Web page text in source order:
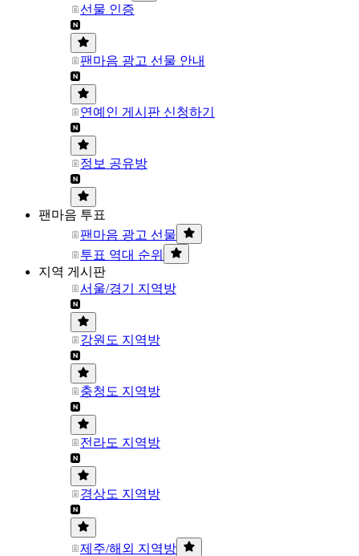
선물 인증
팬마음 광고 선물 안내
연예인 게시판 신청하기
정보 공유방
팬마음 투표
팬마음 광고 선물
투표 역대 순위
지역 게시판
서울/경기 지역방
강원도 지역방
충청도 지역방
전라도 지역방
경상도 지역방
제주/해외 지역방